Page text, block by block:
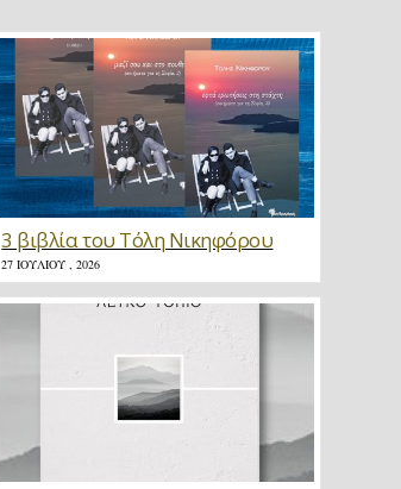
3 βιβλία του Τόλη Νικηφόρου
27 ΙΟΥΛΊΟΥ , 2026